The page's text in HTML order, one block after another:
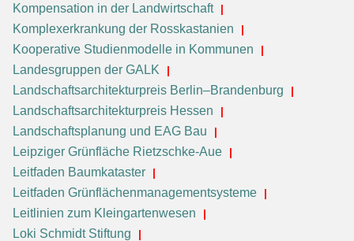
Kompensation in der Landwirtschaft
Komplexerkrankung der Rosskastanien
Kooperative Studienmodelle in Kommunen
Landesgruppen der GALK
Landschaftsarchitekturpreis Berlin–Brandenburg
Landschaftsarchitekturpreis Hessen
Landschaftsplanung und EAG Bau
Leipziger Grünfläche Rietzschke-Aue
Leitfaden Baumkataster
Leitfaden Grünflächenmanagementsysteme
Leitlinien zum Kleingartenwesen
Loki Schmidt Stiftung